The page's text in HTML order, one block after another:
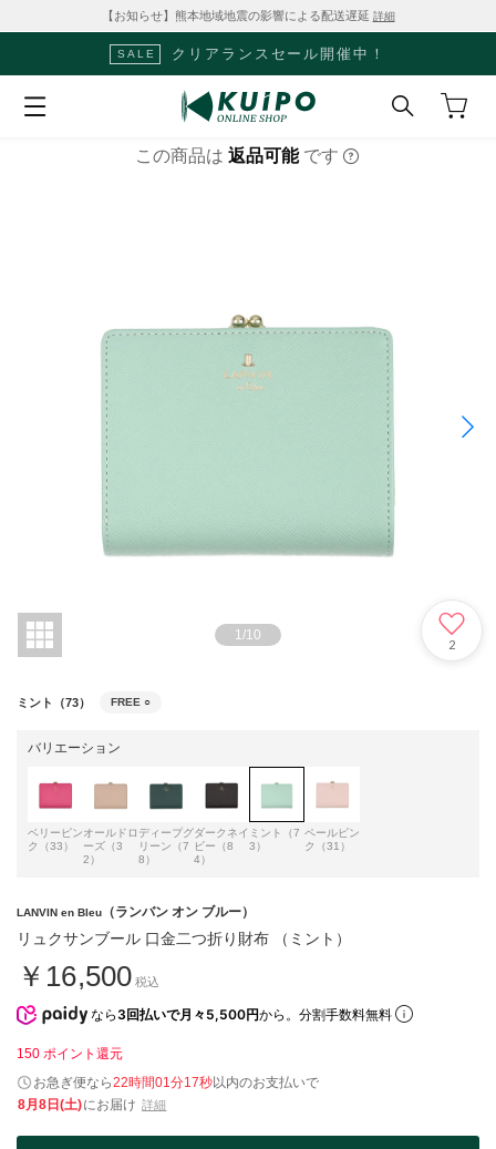
【お知らせ】熊本地域地震の影響による配送遅延 詳細
SALE クリアランスセール開催中！
この商品は 返品可能 です
1/10
2
ミント（73） FREE ○
バリエーション
ベリーピン
ク（33）
オールドロ
ーズ（3
2）
ディープグ
リーン（7
8）
ダークネイ
ビー（8
4）
ミント（7
3）
ペールピン
ク（31）
LANVIN en Bleu （ランバン オン ブルー）
リュクサンブール 口金二つ折り財布 （ミント）
￥16,500 税込
なら 3回払いで月々5,500円から。分割手数料無料
150 ポイント還元
お急ぎ便なら22時間01分17秒以内のお支払いで
8月8日(土)にお届け 詳細